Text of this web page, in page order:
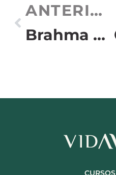
ANTERIOR
Brahma Muhurta: o impacto deste período divino na nossa saúde
CURSOS